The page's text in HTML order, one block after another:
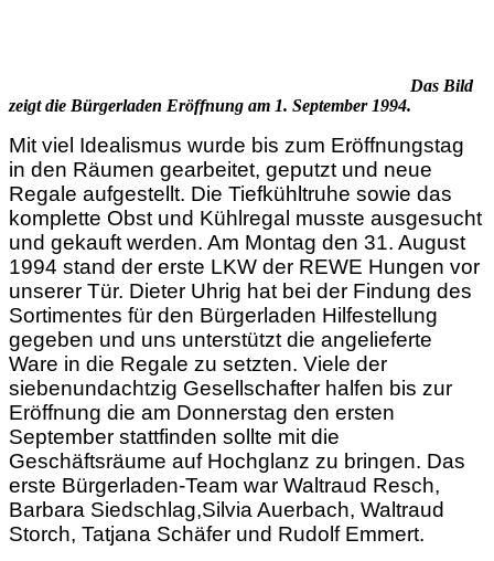
Das Bild
zeigt die Bürgerladen Eröffnung am 1. September 1994.
Mit viel Idealismus wurde bis zum Eröffnungstag
in den Räumen gearbeitet, geputzt und neue
Regale aufgestellt. Die Tiefkühltruhe sowie das
komplette Obst und Kühlregal musste ausgesucht
und gekauft werden. Am Montag den 31. August
1994 stand der erste LKW der REWE Hungen vor
unserer Tür. Dieter Uhrig hat bei der Findung des
Sortimentes für den Bürgerladen Hilfestellung
gegeben und uns unterstützt die angelieferte
Ware in die Regale zu setzten. Viele der
siebenundachtzig Gesellschafter halfen bis zur
Eröffnung die am Donnerstag den ersten
September stattfinden sollte mit die
Geschäftsräume auf Hochglanz zu bringen. Das
erste Bürgerladen-Team war Waltraud Resch,
Barbara Siedschlag,Silvia Auerbach, Waltraud
Storch, Tatjana Schäfer und Rudolf Emmert.